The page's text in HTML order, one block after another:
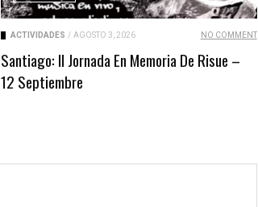
ACTIVIDADES / AGOSTO 3, 2026 NO COMMENT
Santiago: II Jornada En Memoria De Risue –
12 Septiembre